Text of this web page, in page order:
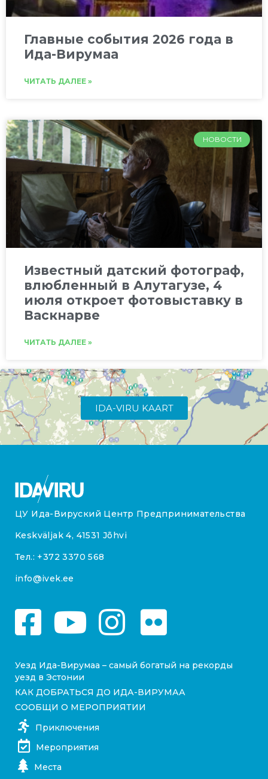
Главные события 2026 года в
Ида-Вирумаа
ЧИТАТЬ ДАЛЕЕ »
НОВОСТИ
Известный датский фотограф,
влюбленный в Алутагузе, 4
июля откроет фотовыставку в
Васкнарве
ЧИТАТЬ ДАЛЕЕ »
IDA-VIRU KAART
ЦУ Ида-Вируский Центр Предпринимательства
Keskväljak 4, 41531 Jõhvi
Тел.: +372 3370 568
info@ivek.ee
Уезд Ида-Вирумаа – самый богатый на рекорды
уезд в Эстонии
КАК ДОБРАТЬСЯ ДО ИДА-ВИРУМАА
СООБЩИ О МЕРОПРИЯТИИ
Приключения
Мероприятия
Места